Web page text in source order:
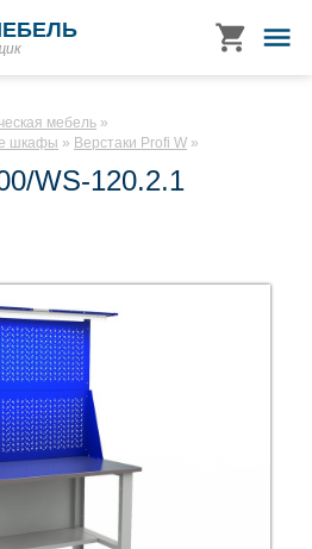
мебель
шкафы
Верстаки Profi W
WS-120.2.1